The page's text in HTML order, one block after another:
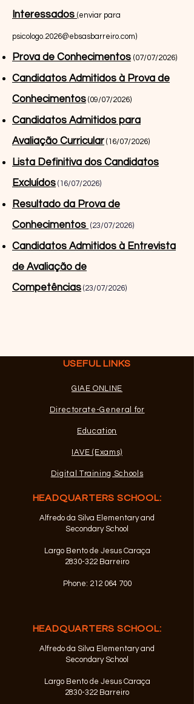
Interessados (enviar para
psicologo.2026@ebsasbarreiro.com)
Prova de Conhecimentos (07/07/2026)
Candidatos Admitidos à Prova de
Conhecimentos (09/07/2026)
Candidatos Admitidos para
Avaliação Curricular (16/07/2026)
Lista Definitiva dos Candidatos
Excluídos (16/07/2026)
Resultado da Prova de
Conhecimentos (23/07/2026)
Candidatos Admitidos à Entrevista
de Avaliação de
Competências (23/07/2026)
USEFUL LINKS
GIAE ONLINE
Directorate-General for
Education
IAVE (Exams)
Digital Training Schools
HEADQUARTERS SCHOOL:
Alfredo da Silva Elementary and
Secondary School
Largo Bento de Jesus Caraça
2830-322 Barreiro
Phone: 212 064 700
HEADQUARTERS SCHOOL:
Alfredo da Silva Elementary and
Secondary School
Largo Bento de Jesus Caraça
2830-322 Barreiro